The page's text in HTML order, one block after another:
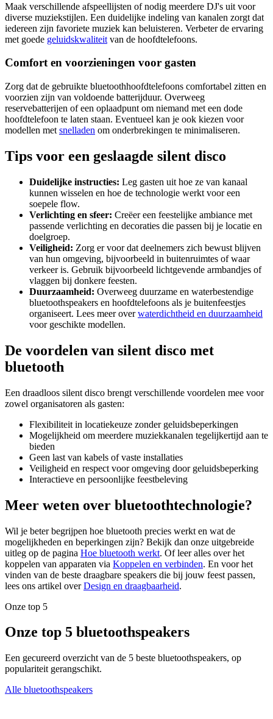
Maak verschillende afspeellijsten of nodig meerdere DJ's uit voor
diverse muziekstijlen. Een duidelijke indeling van kanalen zorgt dat
iedereen zijn favoriete muziek kan beluisteren. Verbeter de ervaring
met goede geluidskwaliteit van de hoofdtelefoons.
Comfort en voorzieningen voor gasten
Zorg dat de gebruikte bluetoothhoofdtelefoons comfortabel zitten en
voorzien zijn van voldoende batterijduur. Overweeg
reservebatterijen of een oplaadpunt om niemand met een dode
hoofdtelefoon te laten staan. Eventueel kan je ook kiezen voor
modellen met snelladen om onderbrekingen te minimaliseren.
Tips voor een geslaagde silent disco
Duidelijke instructies: Leg gasten uit hoe ze van kanaal
kunnen wisselen en hoe de technologie werkt voor een
soepele flow.
Verlichting en sfeer: Creëer een feestelijke ambiance met
passende verlichting en decoraties die passen bij je locatie en
doelgroep.
Veiligheid: Zorg er voor dat deelnemers zich bewust blijven
van hun omgeving, bijvoorbeeld in buitenruimtes of waar
verkeer is. Gebruik bijvoorbeeld lichtgevende armbandjes of
vlaggen bij donkere feesten.
Duurzaamheid: Overweeg duurzame en waterbestendige
bluetoothspeakers en hoofdtelefoons als je buitenfeestjes
organiseert. Lees meer overwaterdichtheid en duurzaamheid
voor geschikte modellen.
De voordelen van silent disco met
bluetooth
Een draadloos silent disco brengt verschillende voordelen mee voor
zowel organisatoren als gasten:
Flexibiliteit in locatiekeuze zonder geluidsbeperkingen
Mogelijkheid om meerdere muziekkanalen tegelijkertijd aan te
bieden
Geen last van kabels of vaste installaties
Veiligheid en respect voor omgeving door geluidsbeperking
Interactieve en persoonlijke feestbeleving
Meer weten over bluetoothtechnologie?
Wil je beter begrijpen hoe bluetooth precies werkt en wat de
mogelijkheden en beperkingen zijn? Bekijk dan onze uitgebreide
uitleg op de pagina Hoe bluetooth werkt. Of leer alles over het
koppelen van apparaten via Koppelen en verbinden. En voor het
vinden van de beste draagbare speakers die bij jouw feest passen,
lees ons artikel overDesign en draagbaarheid.
Onze top 5
Onze top 5 bluetoothspeakers
Een gecureerd overzicht van de 5 beste bluetoothspeakers, op
populariteit gerangschikt.
Alle bluetoothspeakers